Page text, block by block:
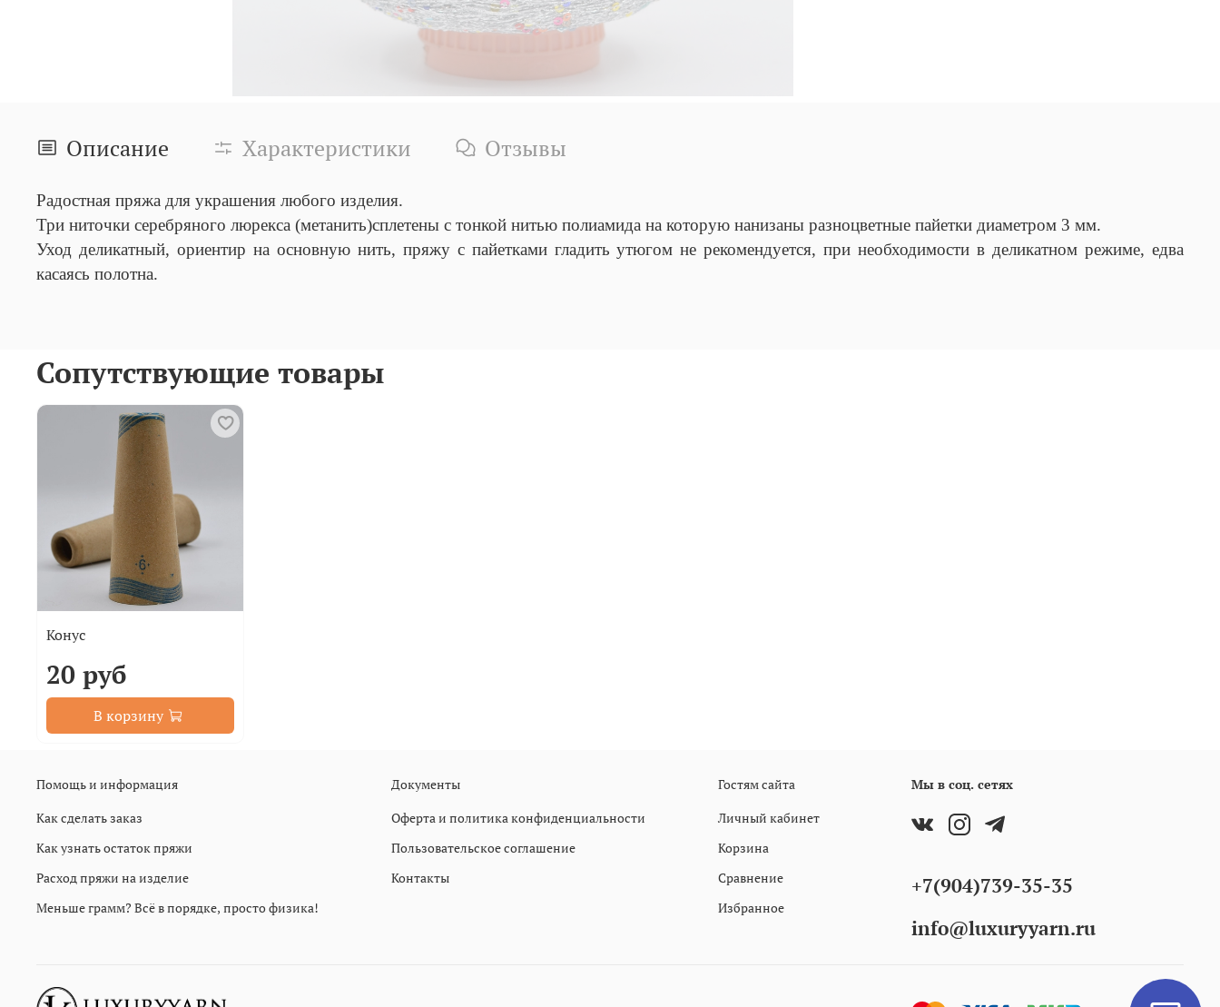
Описание Характеристики Отзывы
Радостная пряжа для украшения любого изделия.
Три ниточки серебряного люрекса (метанить)сплетены с тонкой нитью полиамида на которую нанизаны разноцветные пайетки диаметром 3 мм.
Уход деликатный, ориентир на основную нить, пряжу с пайетками гладить утюгом не рекомендуется, при необходимости в деликатном режиме, едва
касаясь полотна.
Сопутствующие товары
Конус
20 руб
В корзину
Помощь и информация
Как сделать заказ
Как узнать остаток пряжи
Расход пряжи на изделие
Меньше грамм? Всё в порядке, просто физика!
Документы
Оферта и политика конфиденциальности
Пользовательское соглашение
Контакты
Гостям сайта
Личный кабинет
Корзина
Сравнение
Избранное
Мы в соц. сетях
+7(904)739-35-35
info@luxuryyarn.ru